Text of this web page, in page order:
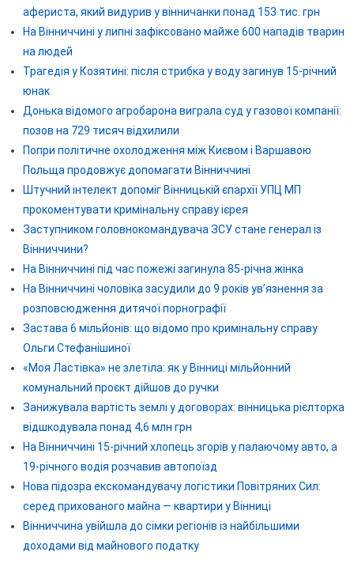
афериста, який видурив у вінничанки понад 153 тис. грн
На Вінниччині у липні зафіксовано майже 600 нападів тварин
на людей
Трагедія у Козятині: після стрибка у воду загинув 15-річний
юнак
Донька відомого агробарона виграла суд у газової компанії:
позов на 729 тисяч відхилили
Попри політичне охолодження між Києвом і Варшавою
Польща продовжує допомагати Вінниччині
Штучний інтелект допоміг Вінницькій єпархії УПЦ МП
прокоментувати кримінальну справу ієрея
Заступником головнокомандувача ЗСУ стане генерал із
Вінниччини?
На Вінниччині під час пожежі загинула 85-річна жінка
На Вінниччині чоловіка засудили до 9 років ув’язнення за
розповсюдження дитячої порнографії
Застава 6 мільйонів: що відомо про кримінальну справу
Ольги Стефанішиної
«Моя Ластівка» не злетіла: як у Вінниці мільйонний
комунальний проєкт дійшов до ручки
Занижувала вартість землі у договорах: вінницька рієлторка
відшкодувала понад 4,6 млн грн
На Вінниччині 15-річний хлопець згорів у палаючому авто, а
19-річного водія розчавив автопоїзд
Нова підозра екскомандувачу логістики Повітряних Сил:
серед прихованого майна — квартири у Вінниці
Вінниччина увійшла до сімки регіонів із найбільшими
доходами від майнового податку